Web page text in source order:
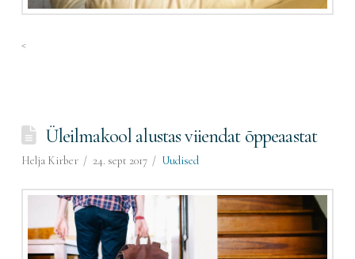
<
Üleilmakool alustas viiendat õppeaastat
Helja Kirber 24. sept 2017 Uudised